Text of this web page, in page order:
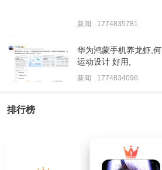
新闻 1774835781
华为鸿蒙手机养龙虾,
运动设计 好用,
新闻 1774834096
排行榜